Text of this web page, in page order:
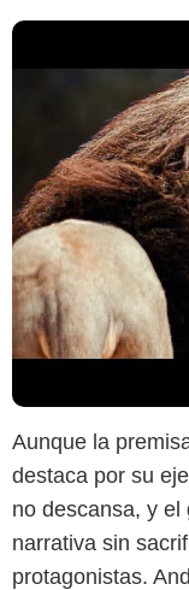
Aunque la
destaca por su
no descansa, y
narrativa sin
protagonistas.